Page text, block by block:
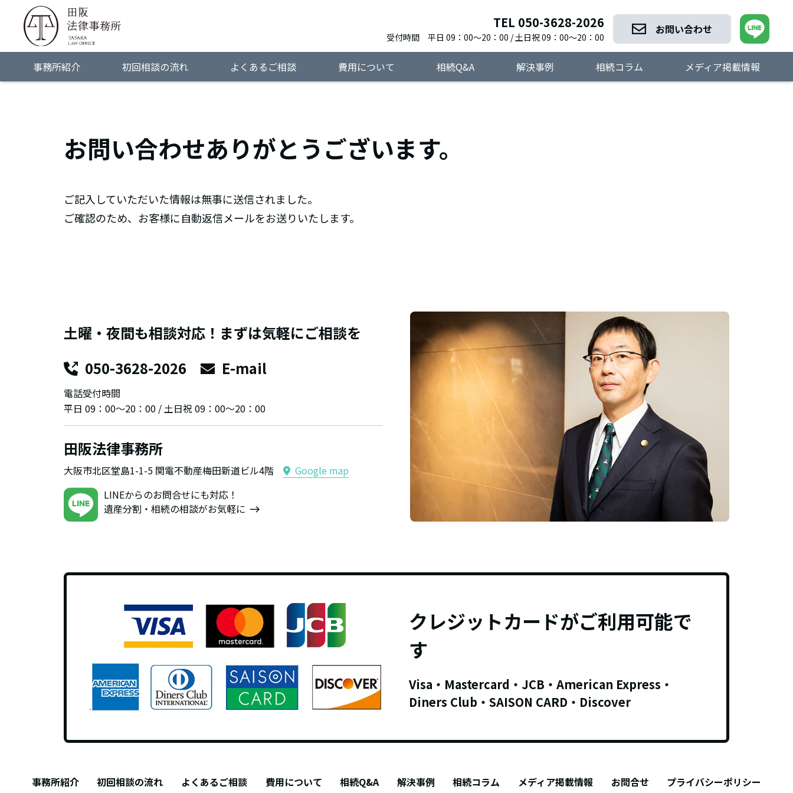
TEL 050-3628-2026
受付時間 平日 09：00～20：00 / 土日祝 09：00～20：00
お問い合わせ
事務所紹介 初回相談の流れ よくあるご相談 費用について 相続Q&A 解決事例 相続コラム メディア掲載情報
お問い合わせありがとうございます。
ご記入していただいた情報は無事に送信されました。
ご確認のため、お客様に自動返信メールをお送りいたします。
土曜・夜間も相談対応！まずは気軽にご相談を
050-3628-2026
E-mail
電話受付時間
平日 09：00～20：00 / 土日祝 09：00～20：00
田阪法律事務所
大阪市北区堂島1-1-5 関電不動産梅田新道ビル4階
Google map
LINEからのお問合せにも対応！
遺産分割・相続の相談がお気軽に
クレジットカードがご利用可能で
す
Visa・Mastercard・JCB・American Express・
Diners Club・SAISON CARD・Discover
事務所紹介 初回相談の流れ よくあるご相談 費用について 相続Q&A 解決事例 相続コラム メディア掲載情報 お問合せ プライバシーポリシー